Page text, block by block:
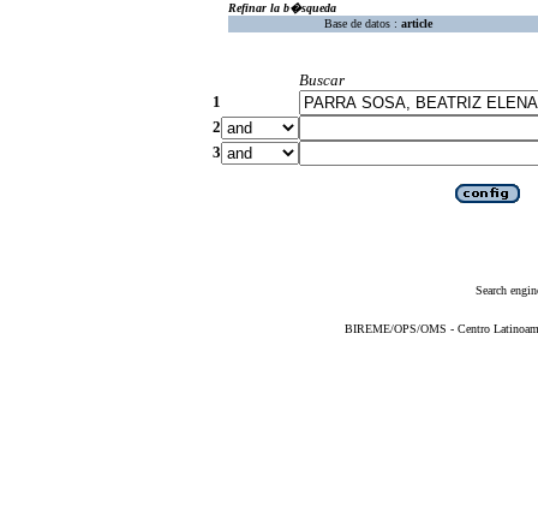
Refinar la b�squeda
Base de datos : article
Buscar
1
2
3
Search
BIREME/OPS/OMS - Centro